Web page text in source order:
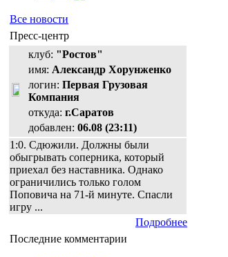
Все новости
Пресс-центр
клуб: "Ростов"
имя: Александр Хорунженко
логин: Первая Грузовая
Компания
откуда: г.Саратов
добавлен: 06.08 (23:11)
1:0. Сдюжили. Должны были
обыгрывать соперника, который
приехал без наставника. Однако
ограничились только голом
Поповича на 71-й минуте. Спасли
игру ...
Подробнее
Последние комментарии